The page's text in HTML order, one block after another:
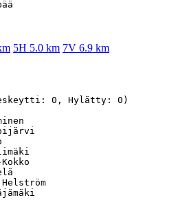
5H 5.0 km 7V 6.9 km
0, Hylätty: 0)